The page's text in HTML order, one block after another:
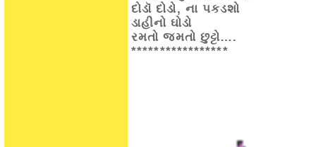
દોડૉ દોડો, ના પકડશો
ડાહીનો ઘોડો
રમતો જમતો છુટ્ટો….
*****************